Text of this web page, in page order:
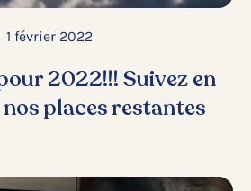
1 février 2022
2022!!! Suivez en
places restantes